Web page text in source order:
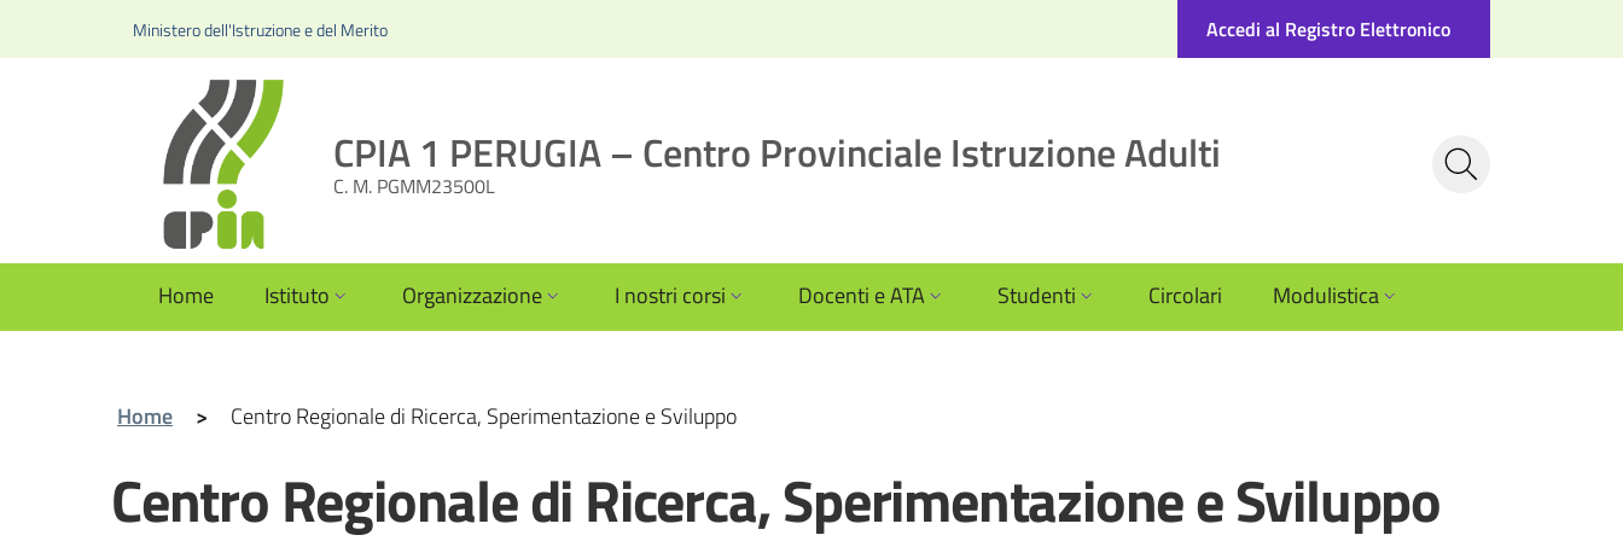
Ministero dell'Istruzione e del Merito Accedi al Registro Elettronico
CPIA 1 PERUGIA – Centro Provinciale Istruzione Adulti
C. M. PGMM23500L
Home Istituto Organizzazione I nostri corsi Docenti e ATA Studenti Circolari Modulistica
Home > Centro Regionale di Ricerca, Sperimentazione e Sviluppo
Centro Regionale di Ricerca, Sperimentazione e Sviluppo